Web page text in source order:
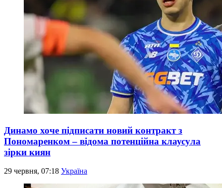
Динамо хоче підписати новий контракт з
Пономаренком – відома потенційна клаусула
зірки киян
29 червня, 07:18 Україна